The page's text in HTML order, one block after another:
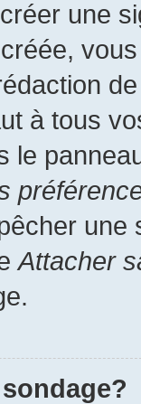
une
créée,
à tous
le
une
Attacher